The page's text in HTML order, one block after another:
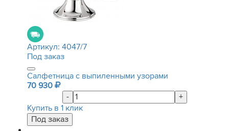
Артикул: 4047/7
Под заказ
Салфетница с выпиленными узорами
70 930
-
+
Купить в 1 клик